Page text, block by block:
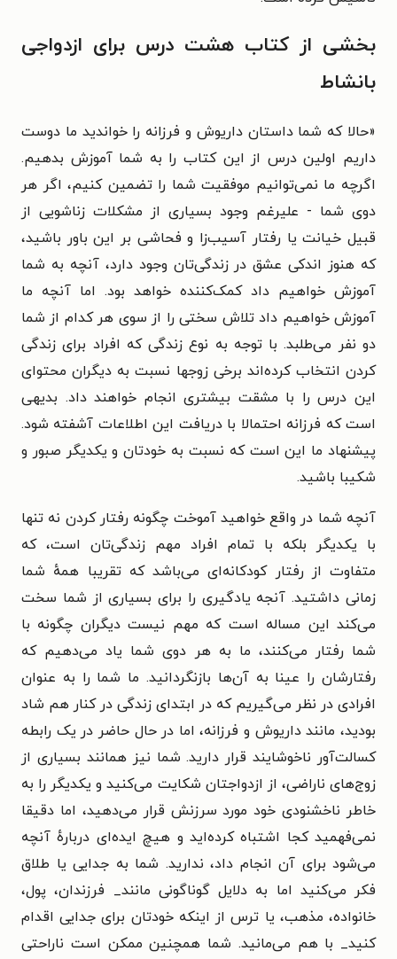
بخشی از کتاب هشت درس برای ازدواجی
بانشاط
«حالا که شما داستان داریوش و فرزانه را خواندید ما دوست
داریم اولین درس از این کتاب را به شما آموزش بدهیم.
اگرچه ما نمی‌توانیم موفقیت شما را تضمین کنیم، اگر هر
دوی شما - علیرغم وجود بسیاری از مشکلات زناشویی از
قبیل خیانت یا رفتار آسیب‌زا و فحاشی بر این باور باشید،
که هنوز اندکی عشق در زندگی‌تان وجود دارد، آنچه به شما
آموزش خواهیم داد کمک‌کننده خواهد بود. اما آنچه ما
آموزش خواهیم داد تلاش سختی را از سوی هر کدام از شما
دو نفر می‌طلبد. با توجه به نوع زندگی که افراد برای زندگی
کردن انتخاب کرده‌اند برخی زوجها نسبت به دیگران محتوای
این درس را با مشقت بیشتری انجام خواهند داد. بدیهی
است که فرزانه احتمالا با دریافت این اطلاعات آشفته شود.
پیشنهاد ما این است که نسبت به خودتان و یکدیگر صبور و
شکیبا باشید.
آنچه شما در واقع خواهید آموخت چگونه رفتار کردن نه تنها
با یکدیگر بلکه با تمام افراد مهم زندگی‌تان است، که
متفاوت از رفتار کودکانه‌ای می‌باشد که تقریبا همهٔ شما
زمانی داشتید. آنجه یادگیری را برای بسیاری از شما سخت
می‌کند این مساله است که مهم نیست دیگران چگونه با
شما رفتار می‌کنند، ما به هر دوی شما یاد می‌دهیم که
رفتارشان را عینا به آن‌ها بازنگردانید. ما شما را به عنوان
افرادی در نظر می‌گیریم که در ابتدای زندگی در کنار هم شاد
بودید، مانند داریوش و فرزانه، اما در حال حاضر در یک رابطه
کسالت‌آور ناخوشایند قرار دارید. شما نیز همانند بسیاری از
زوج‌های ناراضی، از ازدواجتان شکایت می‌کنید و یکدیگر را به
خاطر ناخشنودی خود مورد سرزنش قرار می‌دهید، اما دقیقا
نمی‌فهمید کجا اشتباه کرده‌اید و هیچ ایده‌ای دربارهٔ آنچه
می‌شود برای آن انجام داد، ندارید. شما به جدایی یا طلاق
فکر می‌کنید اما به دلایل گوناگونی مانند_ فرزندان، پول،
خانواده، مذهب، یا ترس از اینکه خودتان برای جدایی اقدام
کنید_ با هم می‌مانید. شما همچنین ممکن است ناراحتی